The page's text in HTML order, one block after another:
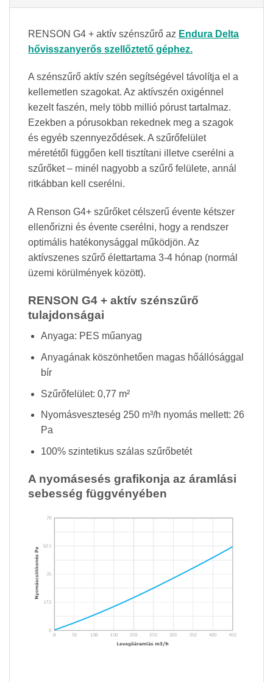
RENSON G4 + aktív szénszűrő az Endura Delta
hővisszanyerős szellőztető géphez.
A szénszűrő aktív szén segítségével távolítja el a
kellemetlen szagokat. Az aktívszén oxigénnel
kezelt faszén, mely több millió pórust tartalmaz.
Ezekben a pórusokban rekednek meg a szagok
és egyéb szennyeződések. A szűrőfelület
méretétől függően kell tisztítani illetve cserélni a
szűrőket – minél nagyobb a szűrő felülete, annál
ritkábban kell cserélni.
A Renson G4+ szűrőket célszerű évente kétszer
ellenőrizni és évente cserélni, hogy a rendszer
optimális hatékonysággal működjön. Az
aktívszenes szűrő élettartama 3-4 hónap (normál
üzemi körülmények között).
RENSON G4 + aktív szénszűrő
tulajdonságai
Anyaga: PES műanyag
Anyagának köszönhetően magas hőállósággal
bír
Szűrőfelület: 0,77 m²
Nyomásveszteség 250 m³/h nyomás mellett: 26
Pa
100% szintetikus szálas szűrőbetét
A nyomásesés grafikonja az áramlási
sebesség függvényében